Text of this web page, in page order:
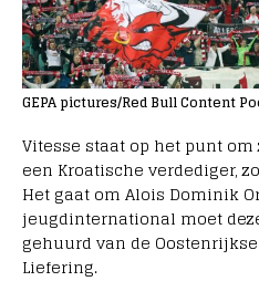
GEPA pictures/Red Bull Content
Vitesse staat op het punt
een Kroatische verdediger,
Het gaat om Alois Dominik
jeugdinternational moet
gehuurd van de
Liefering.